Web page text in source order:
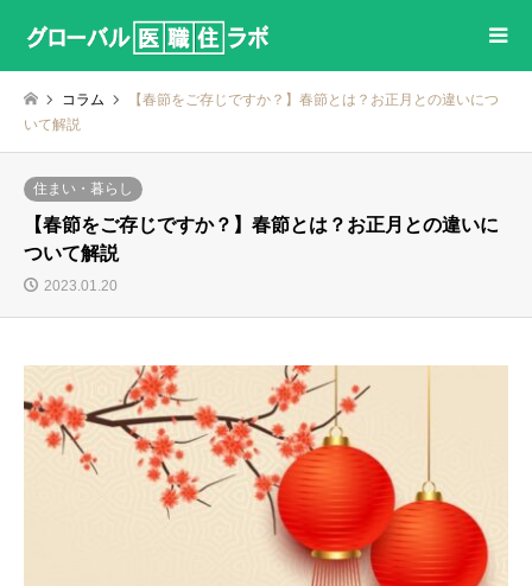
コラム
【春節をご存じですか？】春節とは？お正月との違いにつ
いて解説
住まい・暮らし
【春節をご存じですか？】春節とは？お正月との違いに
ついて解説
2023.01.20